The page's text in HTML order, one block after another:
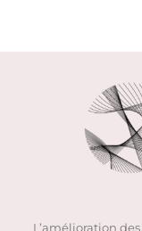
L’amélioration